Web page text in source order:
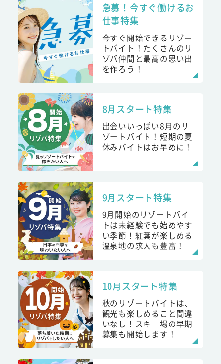
急募！今すぐ働けるお
仕事特集
今すぐ開始できるリゾー
トバイト！たくさんのリ
ゾバ仲間と最高の思い出
を作ろう！
8月スタート特集
出会いいっぱい8月のリ
ゾートバイト！短期の夏
休みバイトはお早めに！
9月スタート特集
9月開始のリゾートバイ
トは未経験でも始めやす
い季節！紅葉が楽しめる
温泉地の求人も豊富！
10月スタート特集
秋のリゾートバイトは、
観光も楽しめること間違
いなし！スキー場の早期
募集も開始します！